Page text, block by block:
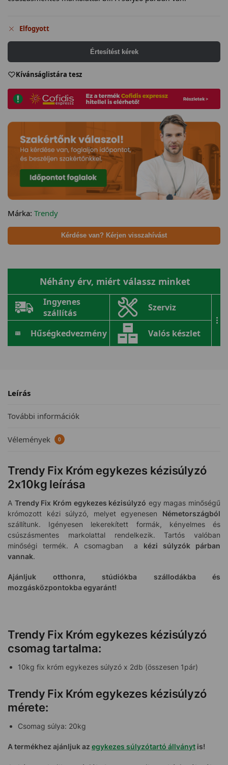
Elfogyott
Értesítést kérek
Kívánságlistára tesz
Márka: Trendy
Kérdése van? Kérjen visszahívást
Néhány érv, miért válassz minket
Ingyenes
szállítás
Szerviz
Hűségkedvezmény Valós készlet
...
Leírás
További információk
Vélemények 0
Trendy Fix Króm egykezes kézisúlyzó
2x10kg leírása
A Trendy Fix Króm egykezes kézisúlyzó egy magas minőségű
krómozott kézi súlyzó, melyet egyenesen Németországból
szállítunk. Igényesen lekerekített formák, kényelmes és
csúszásmentes markolattal rendelkezik. Tartós valóban
minőségi termék. A csomagban a kézi súlyzók párban
vannak.
Ajánljuk otthonra, stúdiókba szállodákba és
mozgásközpontokba egyaránt!
Trendy Fix Króm egykezes kézisúlyzó
csomag tartalma:
10kg fix króm egykezes súlyzó x 2db (összesen 1pár)
Trendy Fix Króm egykezes kézisúlyzó
mérete:
Csomag súlya: 20kg
A termékhez ajánljuk az egykezes súlyzótartó állványt is!